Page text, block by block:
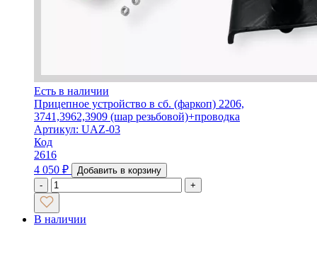
Есть в наличии
Прицепное устройство в сб. (фаркоп) 2206,
3741,3962,3909 (шар резьбовой)+проводка
Артикул: UAZ-03
Код
2616
4 050 ₽
Добавить в корзину
-
+
В наличии